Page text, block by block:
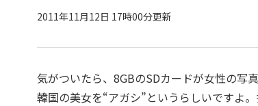
2011年11月12日 17時00分更新
気がついたら、8GBのSDカードが女性の写
韓国の美女を“アガシ”というらしいですよ